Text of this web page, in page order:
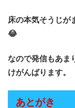
床の本気そうじが
😂
なので発信もあま
けがんばります。
あとがき